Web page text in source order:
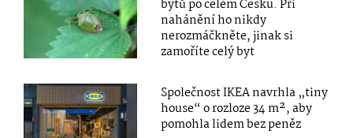
bytů po celém Česku. Při
nahánění ho nikdy
nerozmáčkněte, jinak si
zamoříte celý byt
Společnost IKEA navrhla „tiny
house“ o rozloze 34 m², aby
pomohla lidem bez peněz